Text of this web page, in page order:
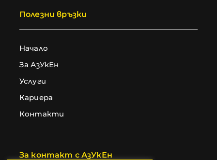
Полезни връзки
Начало
За АзУкЕн
Услуги
Кариера
Контакти
За контакт с АзУкЕн